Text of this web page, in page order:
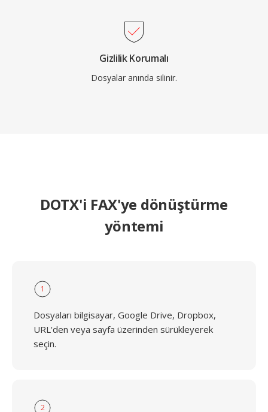
Gizlilik Korumalı
Dosyalar anında silinir.
DOTX'i FAX'ye dönüştürme
yöntemi
1
Dosyaları bilgisayar, Google Drive, Dropbox,
URL'den veya sayfa üzerinden sürükleyerek
seçin.
2